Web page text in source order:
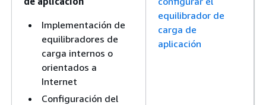
Implementación de
equilibradores de
carga internos o
orientados a
Internet
Configuración del
equilibrador de
carga de
aplicación